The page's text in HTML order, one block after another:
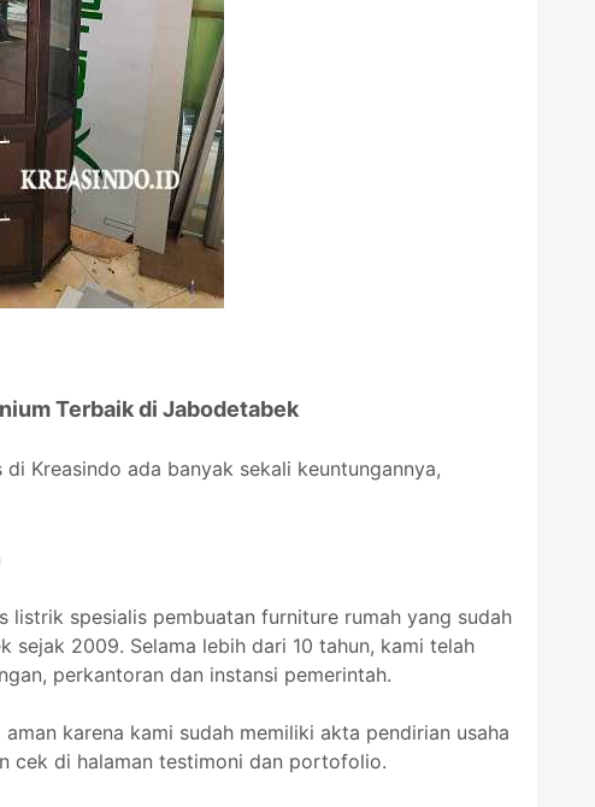
Terbaik di Jabodetabek
Kreasindo ada banyak sekali keuntungannya,
listrik spesialis pembuatan furniture rumah yang sudah
sejak 2009. Selama lebih dari 10 tahun, kami telah
perkantoran dan instansi pemerintah.
karena kami sudah memiliki akta pendirian usaha
cek di halaman testimoni dan portofolio.